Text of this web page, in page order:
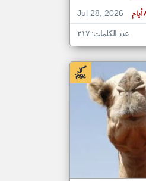
Jul 28, 2026
عدد الكلمات: ٢١٧